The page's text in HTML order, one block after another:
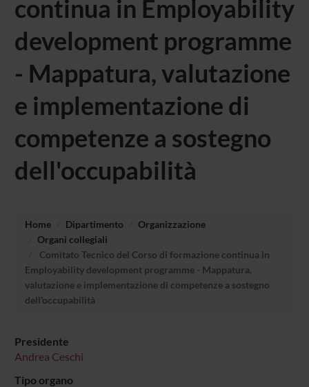
continua in Employability
development programme
- Mappatura, valutazione
e implementazione di
competenze a sostegno
dell'occupabilità
Home Dipartimento
Organizzazione
Organi collegiali
Comitato Tecnico del Corso di formazione continua in
Employability development programme - Mappatura,
valutazione e implementazione di competenze a sostegno
dell'occupabilità
Presidente
Andrea Ceschi
Tipo organo